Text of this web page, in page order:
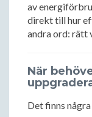
av
direkt till hur
andra ord: rätt
När
Det finns